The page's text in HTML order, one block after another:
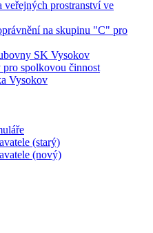
prostranství ve
na skupinu "C" pro
SK Vysokov
spolkovou činnost
Vysokov
(starý)
(nový)